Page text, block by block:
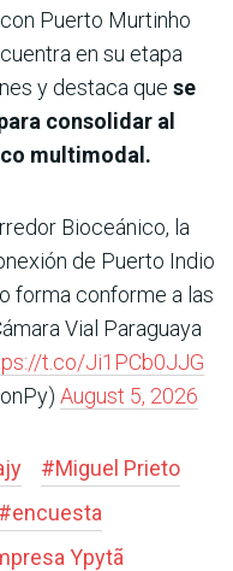
Puerto Murtinho
en su etapa
y destaca que se
consolidar al
multimodal.
Bioceánico, la
de Puerto Indio
forma conforme a las
Vial Paraguaya
t.co/Ji1PCb0JJG
August 5, 2026
#Miguel Prieto
#encuesta
Ypytã